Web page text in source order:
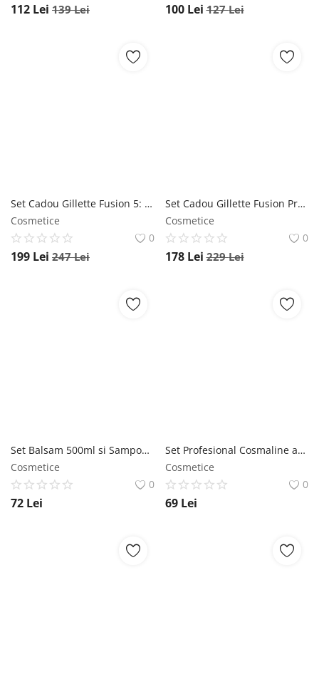
112 Lei 139Lei 100 Lei 127Lei
Set Cadou Gillette Fusion 5: Aparat de Ras cu 4 Rezerve + Gel de Ras Fusion Ultra Sensitive, 200 ml + Trusa de Voiaj, 1 set Gillette
Cosmetice
0
199 Lei 247Lei
Set Cadou Gillette Fusion Proglide: Aparat de Ras cu 1 Rezerva + Gel de Ras Fusion Ultra Sensitive, 200 ml + Trusa de Voiaj, 1 set Gillette
Cosmetice
0
178 Lei 229Lei
Set Balsam 500ml si Sampon 500ml Cosmaline Professional, fara sulfati, pentru toate tipurile de par Cosmaline
Cosmetice
0
72 Lei
Set Profesional Cosmaline anti caderea parului, Sampon 500 ml si Balsam 500 ml Cosmal Cure, cu cafeina Cosmaline
Cosmetice
0
69 Lei